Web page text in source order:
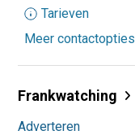
Tarieven
Meer contactopties
Frankwatching
Adverteren